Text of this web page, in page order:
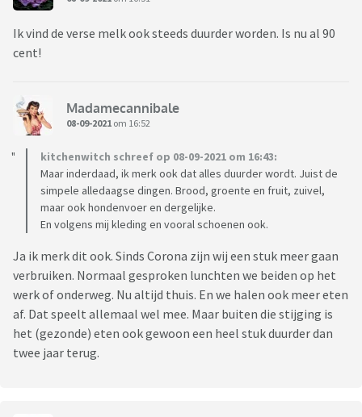
Ik vind de verse melk ook steeds duurder worden. Is nu al 90
cent!
Madamecannibale
08-09-2021 om 16:52
kitchenwitch schreef op 08-09-2021 om 16:43:
Maar inderdaad, ik merk ook dat alles duurder wordt. Juist de
simpele alledaagse dingen. Brood, groente en fruit, zuivel,
maar ook hondenvoer en dergelijke.
En volgens mij kleding en vooral schoenen ook.
Ja ik merk dit ook. Sinds Corona zijn wij een stuk meer gaan
verbruiken. Normaal gesproken lunchten we beiden op het
werk of onderweg. Nu altijd thuis. En we halen ook meer eten
af. Dat speelt allemaal wel mee. Maar buiten die stijging is
het (gezonde) eten ook gewoon een heel stuk duurder dan
twee jaar terug.